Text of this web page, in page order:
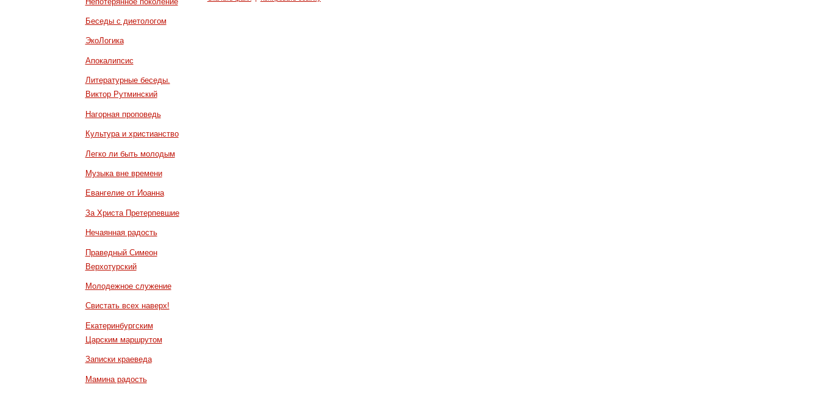
Беседы с диетологом
ЭкоЛогика
Апокалипсис
Литературные беседы.
Виктор Рутминский
Нагорная проповедь
Культура и христианство
Легко ли быть молодым
Музыка вне времени
Евангелие от Иоанна
За Христа Претерпевшие
Нечаянная радость
Праведный Симеон
Верхотурский
Молодежное служение
Свистать всех наверх!
Екатеринбургским
Царским маршрутом
Записки краеведа
Мамина радость